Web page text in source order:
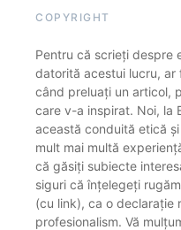
COPYRIGHT
Pentru că scrieți despre
datorită acestui lucru,
când preluați un articol,
care v-a inspirat. Noi, la
această conduită etică
mult mai multă
că găsiți subiecte
siguri că înțelegeți
(cu link), ca o declarație
profesionalism. Vă